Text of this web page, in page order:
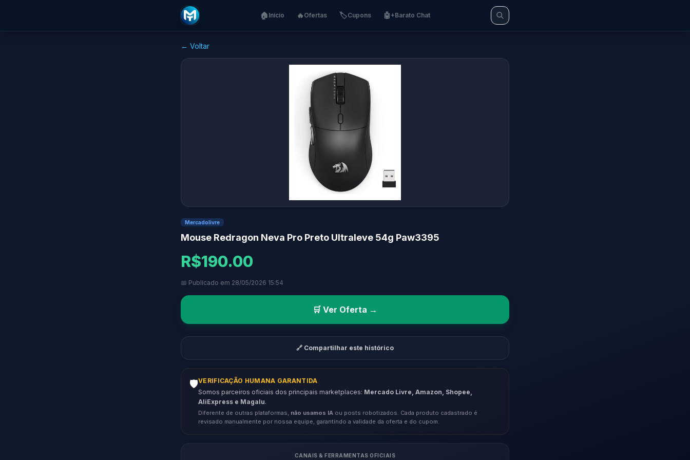
🏠 Início 🔥 Ofertas 🏷️Cupons 🤖+Barato Chat
← Voltar
Mercadolivre
Mouse Redragon Neva Pro Preto Ultraleve 54g Paw3395
R$190.00
📅 Publicado em 28/05/2026 15:54
🛒 Ver Oferta →
🔗 Compartilhar este histórico
🛡️VERIFICAÇÃO HUMANA GARANTIDA
Somos parceiros oficiais dos principais marketplaces: Mercado Livre, Amazon, Shopee,
AliExpress e Magalu.
Diferente de outras plataformas, não usamos IA ou posts robotizados. Cada produto cadastrado é
revisado manualmente por nossa equipe, garantindo a validade da oferta e do cupom.
CANAIS & FERRAMENTAS OFICIAIS